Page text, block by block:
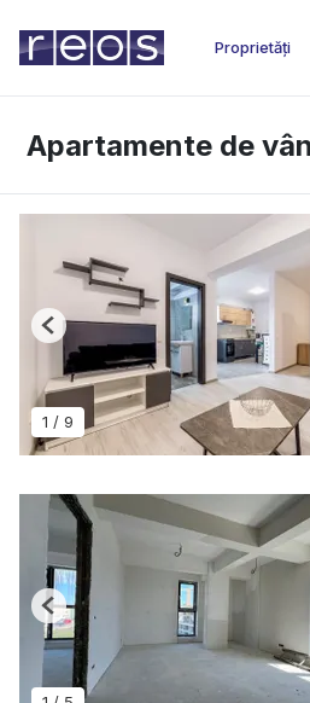
Proprietăți
Apartamente de
1 / 9
Previous
Previous